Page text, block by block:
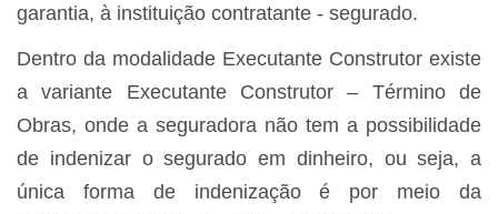
garantia, à instituição contratante - segurado.
Dentro da modalidade Executante Construtor existe
a variante Executante Construtor – Término de
Obras, onde a seguradora não tem a possibilidade
de indenizar o segurado em dinheiro, ou seja, a
única forma de indenização é por meio da